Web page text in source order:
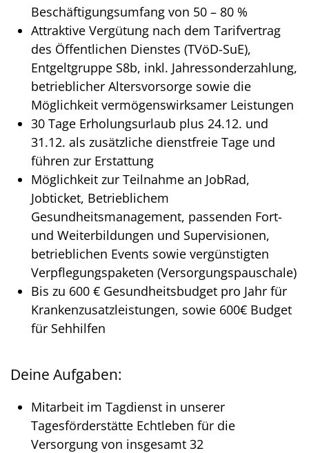
Beschäftigungsumfang von 50 – 80 %
Attraktive Vergütung nach dem Tarifvertrag
des Öffentlichen Dienstes (TVöD-SuE),
Entgeltgruppe S8b, inkl. Jahressonderzahlung,
betrieblicher Altersvorsorge sowie die
Möglichkeit vermögenswirksamer Leistungen
30 Tage Erholungsurlaub plus 24.12. und
31.12. als zusätzliche dienstfreie Tage und
führen zur Erstattung
Möglichkeit zur Teilnahme an JobRad,
Jobticket, Betrieblichem
Gesundheitsmanagement, passenden Fort-
und Weiterbildungen und Supervisionen,
betrieblichen Events sowie vergünstigten
Verpflegungspaketen (Versorgungspauschale)
Bis zu 600 € Gesundheitsbudget pro Jahr für
Krankenzusatzleistungen, sowie 600€ Budget
für Sehhilfen
Deine Aufgaben:
Mitarbeit im Tagdienst in unserer
Tagesförderstätte Echtleben für die
Versorgung von insgesamt 32